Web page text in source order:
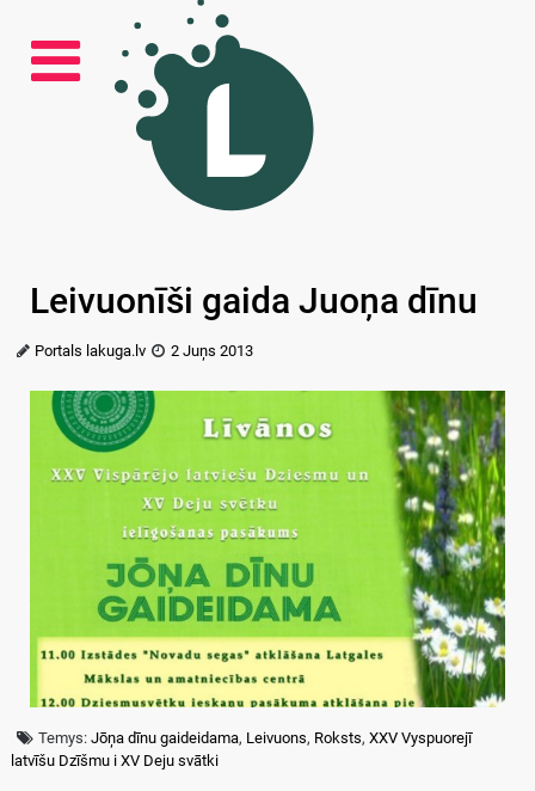
Leivuonīši gaida Juoņa dīnu
Portals lakuga.lv 2 Juņs 2013
Temys:Jōņa dīnu gaideidama, Leivuons, Roksts,XXV Vyspuorejī
latvīšu Dzīšmu i XV Deju svātki